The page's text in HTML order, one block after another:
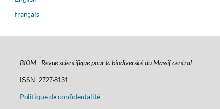
français
BIOM - Revue scientifique pour la biodiversité du Massif central
ISSN 2727-8131
Politique de confidentalité